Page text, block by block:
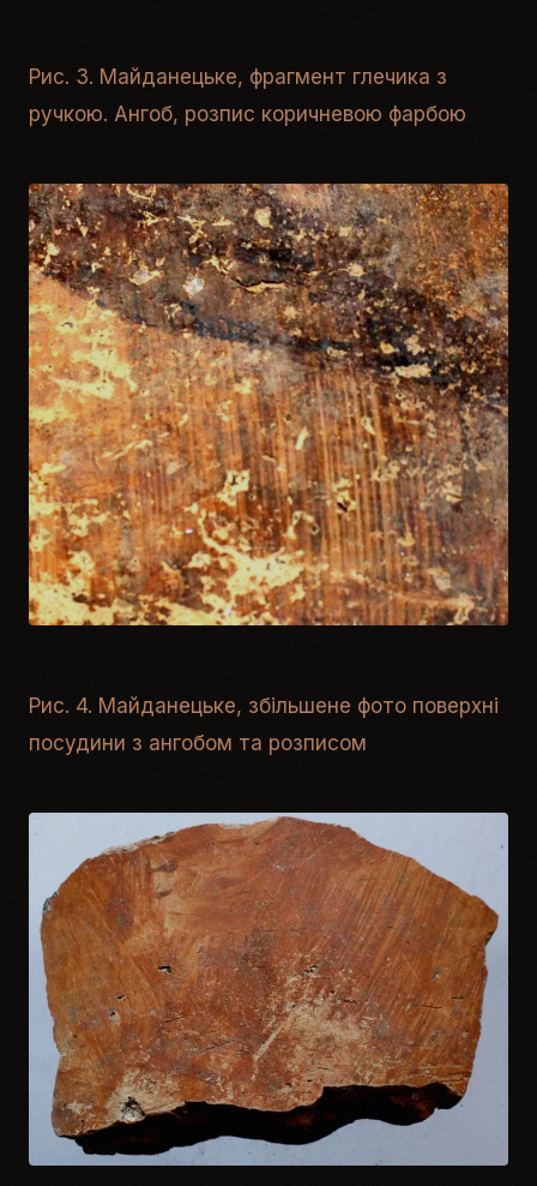
Рис. 3. Майданецьке, фрагмент глечика з
ручкою. Ангоб, розпис коричневою фарбою
Рис. 4. Майданецьке, збільшене фото поверхні
посудини з ангобом та розписом